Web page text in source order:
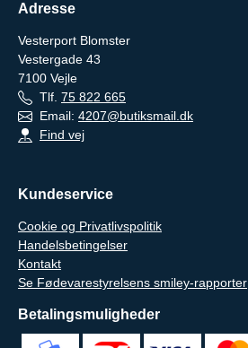
Adresse
Vesterport Blomster
Vestergade 43
7100 Vejle
Tlf. 75 822 665
Email: 4207@butiksmail.dk
Find vej
Kundeservice
Cookie og Privatlivspolitik
Handelsbetingelser
Kontakt
Se Fødevarestyrelsens smiley-rapporter
Betalingsmuligheder